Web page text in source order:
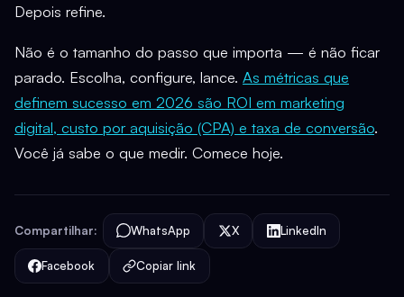
Depois refine.
Não é o tamanho do passo que importa — é não ficar
parado. Escolha, configure, lance. As métricas que
definem sucesso em 2026 são ROI em marketing
digital, custo por aquisição (CPA) e taxa de conversão.
Você já sabe o que medir. Comece hoje.
Compartilhar: WhatsApp X LinkedIn
Facebook Copiar link